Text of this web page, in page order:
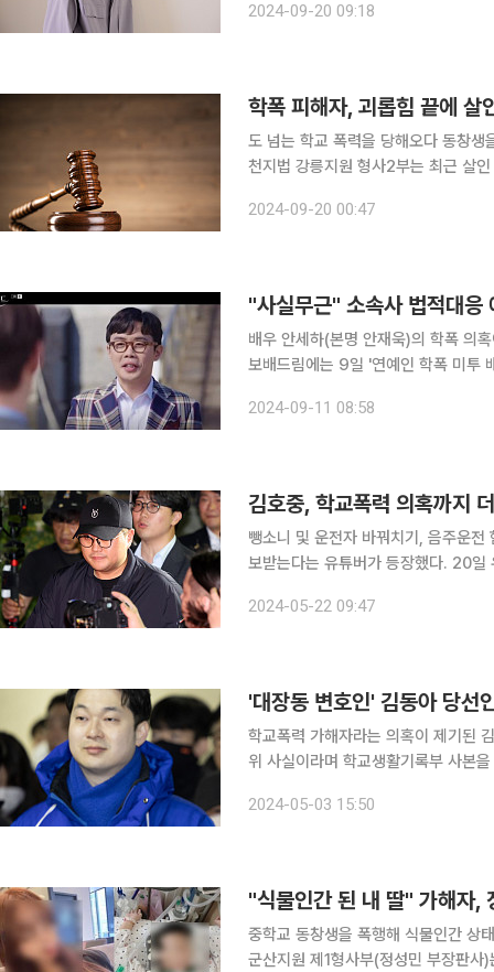
밀 가득한 궁궐 안에 온갖 귀신이 출
2024-09-20 09:18
학폭 피해자, 괴롭힘 끝에
도 넘는 학교 폭력을 당해오다 동창생을 살해한
천지법 강릉지원 형사2부는 최근 살
2024-09-20 00:47
"사실무근" 소속사 법적대
배우 안세하(본명 안재욱)의 학폭 의혹이 불
보배드림에는 9일 '연예인 학폭 미투 배
말하는 일진 짱이었다"며 "같은 반이
2024-09-11 08:58
김호중, 학교폭력 의혹까지
뺑소니 및 운전자 바꿔치기, 음주운
보받는다는 유튜버가 등장했다. 20일 유튜브 채널 '카라큘라 미디어' 커뮤니티에는 "가수 김호중 씨
학생 또는 동창생분들의 제보를 부탁
2024-05-22 09:47
학교폭력 가해자라는 의혹이 제기된
위 사실이라며 학교생활기록부 사본을 공개했다. 김 당선인의 고교 동창
부산 해운대구 소재 양운고등학교 동
2024-05-03 15:50
중학교 동창생을 폭행해 식물인간 상태에
군산지원 제1형사부(정성민 부장판